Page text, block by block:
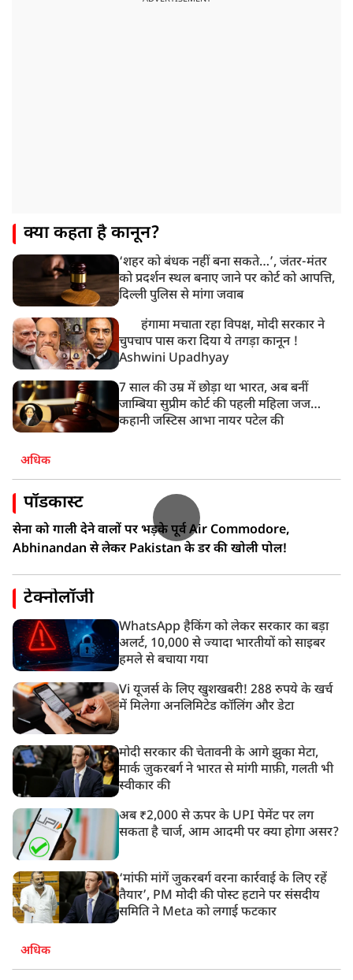
क्या कहता है कानून?
‘शहर को बंधक नहीं बना सकते…’, जंतर-मंतर
को प्रदर्शन स्थल बनाए जाने पर कोर्ट को आपत्ति,
दिल्ली पुलिस से मांगा जवाब
हंगामा मचाता रहा विपक्ष, मोदी सरकार ने
चुपचाप पास करा दिया ये तगड़ा कानून !
Ashwini Upadhyay
7 साल की उम्र में छोड़ा था भारत, अब बनीं
जाम्बिया सुप्रीम कोर्ट की पहली महिला जज…
कहानी जस्टिस आभा नायर पटेल की
अधिक
पॉडकास्ट
सेना को गाली देने वालों पर भड़के पूर्व Air Commodore,
Abhinandan से लेकर Pakistan के डर की खोली पोल!
टेक्नोलॉजी
WhatsApp हैकिंग को लेकर सरकार का बड़ा
अलर्ट, 10,000 से ज्यादा भारतीयों को साइबर
हमले से बचाया गया
Vi यूजर्स के लिए खुशखबरी! 288 रुपये के खर्च
में मिलेगा अनलिमिटेड कॉलिंग और डेटा
मोदी सरकार की चेतावनी के आगे झुका मेटा,
मार्क ज़ुकरबर्ग ने भारत से मांगी माफ़ी, गलती भी
स्वीकार की
अब ₹2,000 से ऊपर के UPI पेमेंट पर लग
सकता है चार्ज, आम आदमी पर क्या होगा असर?
‘मांफी मांगें जुकरबर्ग वरना कार्रवाई के लिए रहें
तैयार’, PM मोदी की पोस्ट हटाने पर संसदीय
समिति ने Meta को लगाई फटकार
अधिक